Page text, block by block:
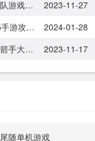
迷你特工队游戏抽卡技巧（迷你特工队游戏抽卡技巧视频）
2023-11-27
正义之兽5手游攻略大全（正义之兽5手游攻略大全下载）
2024-01-28
弓箭手大作战隐藏剧情攻略教学（弓箭手大作战全人物解锁版） 2023-11-17
尾随单机游戏